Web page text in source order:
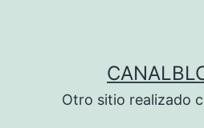
Otro sitio realizado